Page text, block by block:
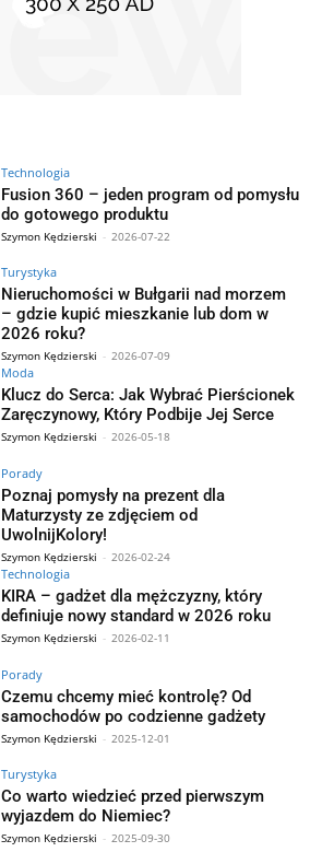
Technologia
Fusion 360 – jeden program od pomysłu
do gotowego produktu
Szymon Kędzierski - 2026-07-22
Turystyka
Nieruchomości w Bułgarii nad morzem
– gdzie kupić mieszkanie lub dom w
2026 roku?
Szymon Kędzierski - 2026-07-09
Moda
Klucz do Serca: Jak Wybrać Pierścionek
Zaręczynowy, Który Podbije Jej Serce
Szymon Kędzierski - 2026-05-18
Porady
Poznaj pomysły na prezent dla
Maturzysty ze zdjęciem od
UwolnijKolory!
Szymon Kędzierski - 2026-02-24
Technologia
KIRA – gadżet dla mężczyzny, który
definiuje nowy standard w 2026 roku
Szymon Kędzierski - 2026-02-11
Porady
Czemu chcemy mieć kontrolę? Od
samochodów po codzienne gadżety
Szymon Kędzierski - 2025-12-01
Turystyka
Co warto wiedzieć przed pierwszym
wyjazdem do Niemiec?
Szymon Kędzierski - 2025-09-30